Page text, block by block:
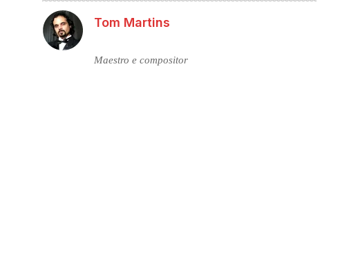
Tom Martins
Maestro e compositor